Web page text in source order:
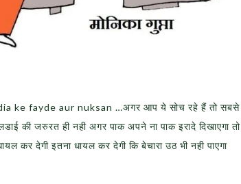
ke fayde aur nuksan …अगर आप ये सोच रहे हैं तो सबसे
की जरुरत ही नही अगर पाक अपने ना पाक इरादे दिखाएगा तो
कर देगी इतना धायल कर देगी कि बेचारा उठ भी नही पाएगा